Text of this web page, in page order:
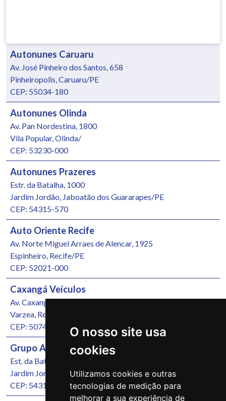
O nosso site usa
cookies
Utilizamos cookies e outras
tecnologias de medição para
melhorar a sua experiência de
Autonunes Caruaru
Av. José Pinheiro dos Santos, 658
Pinheiropolis, Caruaru/PE
CEP: 55034-180
Autonunes Olinda
Av. Pan Nordestina, 1800
Vila Popular, Olinda/
CEP: 53230-000
Autonunes Prazeres
Estr. da Batalha, 1000
Jardim Jordão, Jaboatão dos Guararapes/PE
CEP: 54315-570
Auto Oriente Recife
Av. Norte Miguel Arraes de Alencar, 1925
Espinheiro, Recife/PE
CEP: 52021-000
Caxangá Veículos
Av. Caxangá, 4251
Varzea, Recife/PE
CEP: 50740-000
Grupo Autonunes Seminovos
Est. da Batalha, 1000
Jardim Jordão, Jaboatão dos Guararapes/PE
CEP: 54315-570